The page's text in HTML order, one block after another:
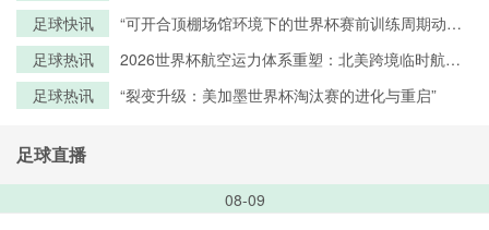
足球快讯
“可开合顶棚场馆环境下的世界杯赛前训练周期动态
足球热讯
2026世界杯航空运力体系重塑：北美跨境临时航线
足球热讯 “裂变升级：美加墨世界杯淘汰赛的进化与重启”
足球直播
08-09